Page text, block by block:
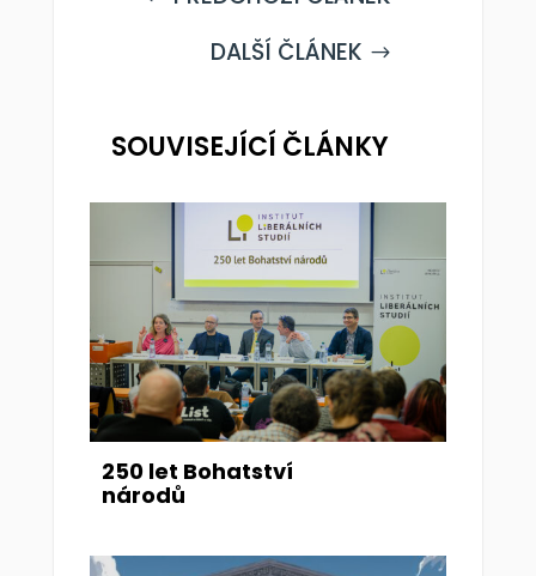
DALŠÍ ČLÁNEK $
SOUVISEJÍCÍ ČLÁNKY
250 let Bohatství
národů